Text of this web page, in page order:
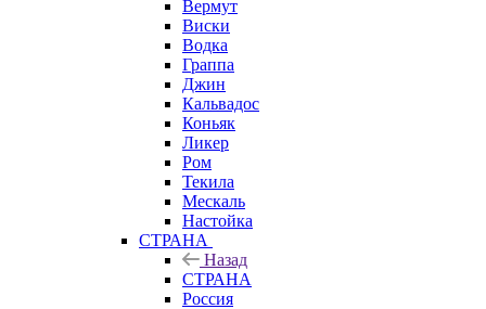
Вермут
Виски
Водка
Граппа
Джин
Кальвадос
Коньяк
Ликер
Ром
Текила
Мескаль
Настойка
СТРАНА
Назад
СТРАНА
Россия